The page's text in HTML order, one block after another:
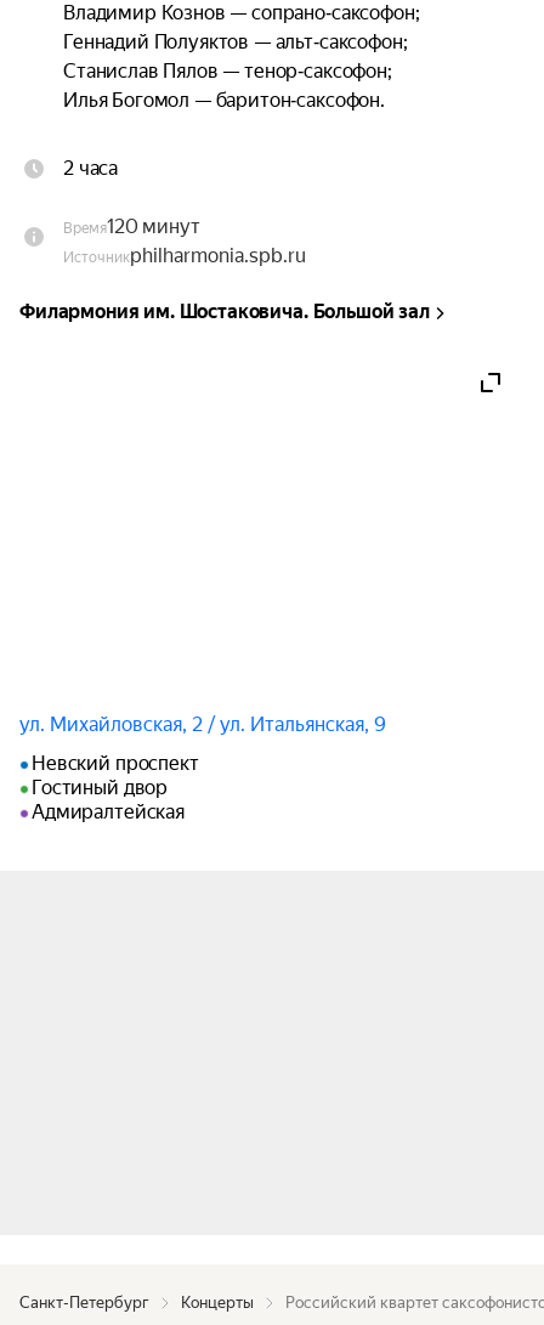
Владимир Кознов — сопрано‑саксофон;
Геннадий Полуяктов — альт‑саксофон;
Станислав Пялов — тенор‑саксофон;
Илья Богомол — баритон‑саксофон.
Программа:
Чайковский. Танцы из балета «Щелкунчик»;
Шнитке. Сюита в старинном стиле;
для оркестра;
Хачатурян. Танец с саблями из балета «Гаянэ».
Продолжительность: 2 часа, с одним антрактом.
2 часа
Время120 минут
Источникphilharmonia.spb.ru
Филармония им. Шостаковича. Большой зал
ул. Михайловская, 2 / ул. Итальянская, 9
Невский проспект
Гостиный двор
Адмиралтейская
Санкт-Петербург Концерты Российский квартет